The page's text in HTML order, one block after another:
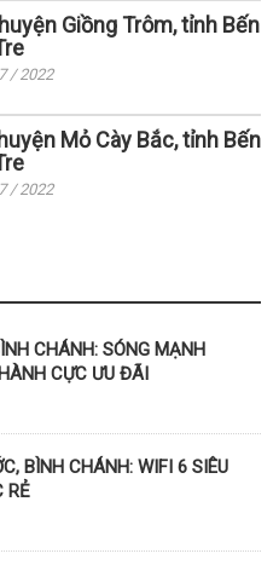
Giồng Trôm, tỉnh Bến
/ 2022
Mỏ Cày Bắc, tỉnh Bến
/ 2022
CHÁNH: SÓNG MẠNH
CỰC ƯU ĐÃI
BÌNH CHÁNH: WIFI 6 SIÊU
RẺ